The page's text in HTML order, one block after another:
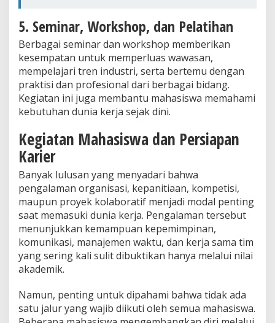
5. Seminar, Workshop, dan Pelatihan
Berbagai seminar dan workshop memberikan
kesempatan untuk memperluas wawasan,
mempelajari tren industri, serta bertemu dengan
praktisi dan profesional dari berbagai bidang.
Kegiatan ini juga membantu mahasiswa memahami
kebutuhan dunia kerja sejak dini.
Kegiatan Mahasiswa dan Persiapan
Karier
Banyak lulusan yang menyadari bahwa
pengalaman organisasi, kepanitiaan, kompetisi,
maupun proyek kolaboratif menjadi modal penting
saat memasuki dunia kerja. Pengalaman tersebut
menunjukkan kemampuan kepemimpinan,
komunikasi, manajemen waktu, dan kerja sama tim
yang sering kali sulit dibuktikan hanya melalui nilai
akademik.
Namun, penting untuk dipahami bahwa tidak ada
satu jalur yang wajib diikuti oleh semua mahasiswa.